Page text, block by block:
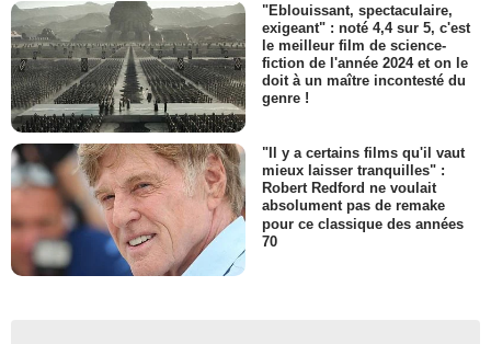
"Eblouissant, spectaculaire,
exigeant" : noté 4,4 sur 5, c'est
le meilleur film de science-
fiction de l'année 2024 et on le
doit à un maître incontesté du
genre !
"Il y a certains films qu'il vaut
mieux laisser tranquilles" :
Robert Redford ne voulait
absolument pas de remake
pour ce classique des années
70